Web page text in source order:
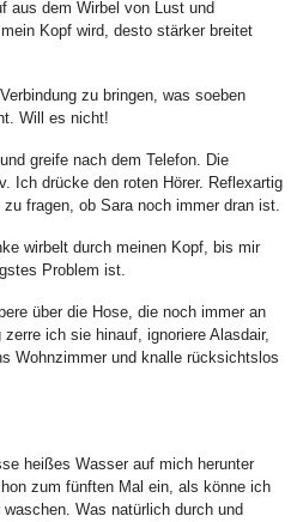
aus dem Wirbel von Lust und
Kopf wird, desto stärker breitet
zu bringen, was soeben
Will es nicht!
greife nach dem Telefon. Die
Ich drücke den roten Hörer. Reflexartig
fragen, ob Sara noch immer dran ist.
wirbelt durch meinen Kopf, bis mir
Problem ist.
über die Hose, die noch immer an
ich sie hinauf, ignoriere Alasdair,
Wohnzimmer und knalle rücksichtslos
heißes Wasser auf mich herunter
zum fünften Mal ein, als könne ich
Was natürlich durch und